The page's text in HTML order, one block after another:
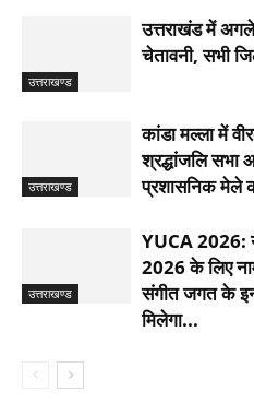
उत्तराखण्ड
उत्तराखंड में अगले
चेतावनी, सभी
उत्तराखण्ड
कांडा मल्ला में
श्रद्धांजलि सभा
प्रशासनिक मेले
उत्तराखण्ड
YUCA 2026:
2026 के लिए
संगीत जगत के
मिलेगा...